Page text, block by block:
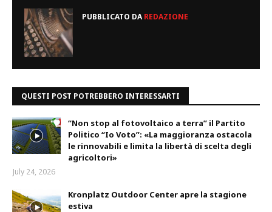
PUBBLICATO DAREDAZIONE
QUESTI POST POTREBBERO INTERESSARTI
“Non stop al fotovoltaico a terra” il Partito
Politico “Io Voto”: «La maggioranza ostacola
le rinnovabili e limita la libertà di scelta degli
agricoltori»
July 24, 2026
Kronplatz Outdoor Center apre la stagione
estiva